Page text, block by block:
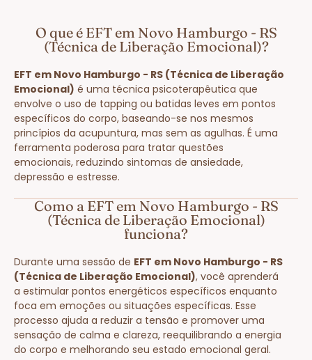
O que é EFT em Novo Hamburgo - RS
(Técnica de Liberação Emocional)?
EFT em Novo Hamburgo - RS (Técnica de Liberação
Emocional) é uma técnica psicoterapêutica que
envolve o uso de tapping ou batidas leves em pontos
específicos do corpo, baseando-se nos mesmos
princípios da acupuntura, mas sem as agulhas. É uma
ferramenta poderosa para tratar questões
emocionais, reduzindo sintomas de ansiedade,
depressão e estresse.
Como a EFT em Novo Hamburgo - RS
(Técnica de Liberação Emocional)
funciona?
Durante uma sessão de EFT em Novo Hamburgo - RS
(Técnica de Liberação Emocional), você aprenderá
a estimular pontos energéticos específicos enquanto
foca em emoções ou situações específicas. Esse
processo ajuda a reduzir a tensão e promover uma
sensação de calma e clareza, reequilibrando a energia
do corpo e melhorando seu estado emocional geral.